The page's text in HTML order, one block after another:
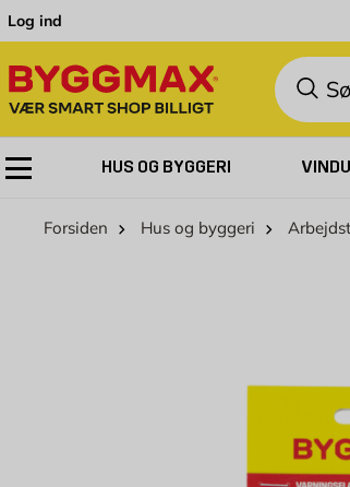
Log ind
Søg
HUS OG BYGGERI
Forsiden Hus og byggeri